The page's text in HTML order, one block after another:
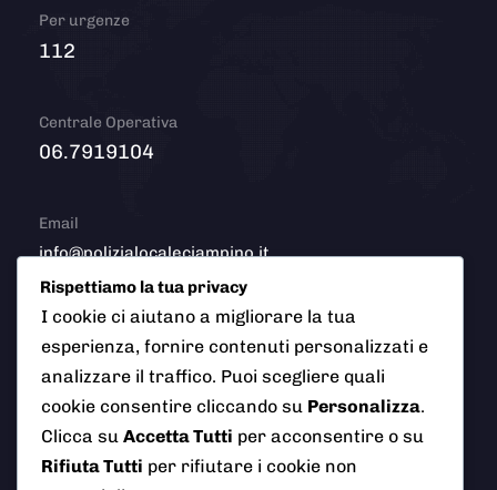
Per urgenze
112
Centrale Operativa
06.7919104
Email
info@polizialocaleciampino.it
© 2026 Polizia Locale del Comune di Ciampino (Roma). Tutti
i diritti riservati
Rispettiamo la tua privacy
I cookie ci aiutano a migliorare la tua
esperienza, fornire contenuti personalizzati e
analizzare il traffico. Puoi scegliere quali
cookie consentire cliccando su Personalizza.
Clicca su Accetta Tutti per acconsentire o su
Rifiuta Tutti per rifiutare i cookie non